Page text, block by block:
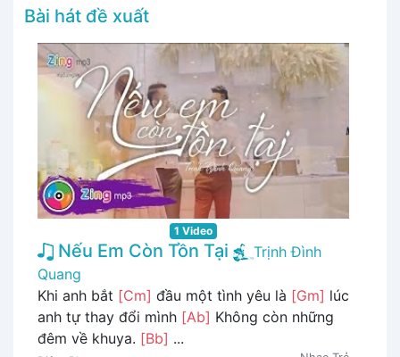
Bài hát đề xuất
1 Video
Nếu Em Còn Tồn Tại
Trịnh Đình
Quang
Khi anh bắt [Cm] đầu một tình yêu là [Gm] lúc
anh tự thay đổi mình [Ab] Không còn những
đêm về khuya. [Bb] ...